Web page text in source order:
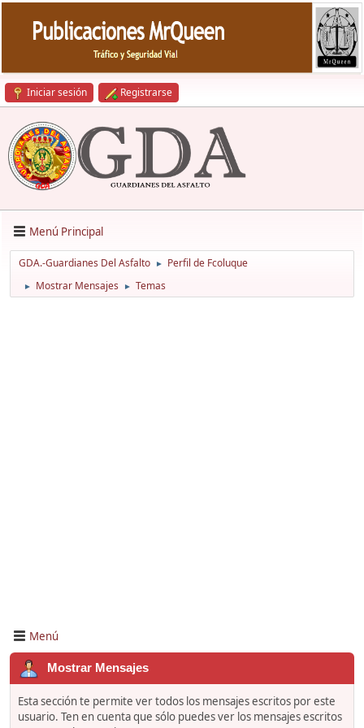
Iniciar sesión Registrarse
Menú Principal
GDA.-Guardianes Del Asfalto ► Perfil de Fcoluque
► Mostrar Mensajes ► Temas
Menú
Mostrar Mensajes
Esta sección te permite ver todos los mensajes escritos por este
usuario. Ten en cuenta que sólo puedes ver los mensajes escritos